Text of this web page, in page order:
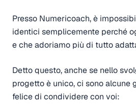
Presso Numericoach, è
identici semplicemente perché
e che adoriamo più di tutto
Detto questo, anche se nello
progetto è unico, ci sono alcune
felice di condividere con voi: